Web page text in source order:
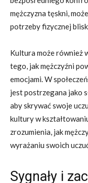
mężczyzna tęskni,
potrzeby fizycznej
Kultura może również
tego, jak mężczyźni
emocjami. W
jest postrzegana jako
aby skrywać swoje
kultury w
zrozumienia, jak
wyrażaniu swoich
Sygnały i